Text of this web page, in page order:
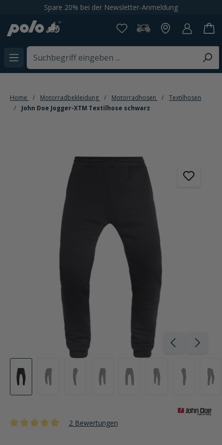
springenSpare 20% bei der Newsletter-Anmeldung
Home Motorradbekleidung Motorradhosen
Textilhosen
John Doe Jogger-XTM Textilhose schwarz
Bildergalerie überspringen
2 Bewertungen